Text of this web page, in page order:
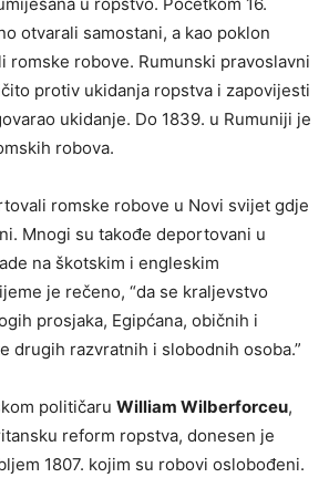
otvarali samostani, a kao poklon
romske robove. Rumunski pravoslavni
protiv ukidanja ropstva i zapovijesti
ukidanje. Do 1839. u Rumuniji je
robova.
romske robove u Novi svijet gdje
Mnogi su takođe deportovani u
na škotskim i engleskim
je rečeno, “da se kraljevstvo
prosjaka, Egipćana, običnih i
drugih razvratnih i slobodnih osoba.”
političaru William Wilberforceu,
reform ropstva, donesen je
1807. kojim su robovi oslobođeni.